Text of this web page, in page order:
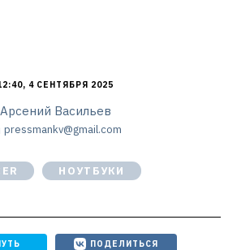
4 СЕНТЯБРЯ 2025
Арсений Васильев
pressmankv@gmail.com
НОУТБУКИ
ПОДЕЛИТЬСЯ